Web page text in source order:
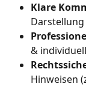
Klare
&
Hinweisen